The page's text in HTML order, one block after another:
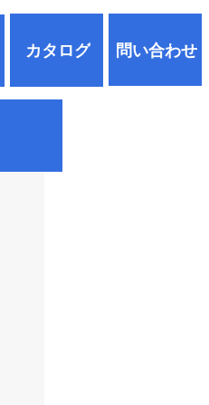
カタログ 問い合わせ